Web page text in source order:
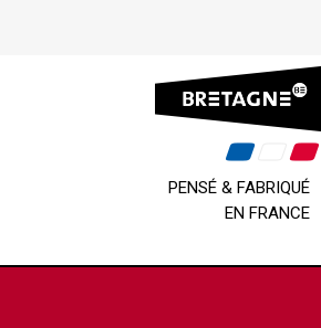
PENSÉ & FABRIQUÉ
EN FRANCE